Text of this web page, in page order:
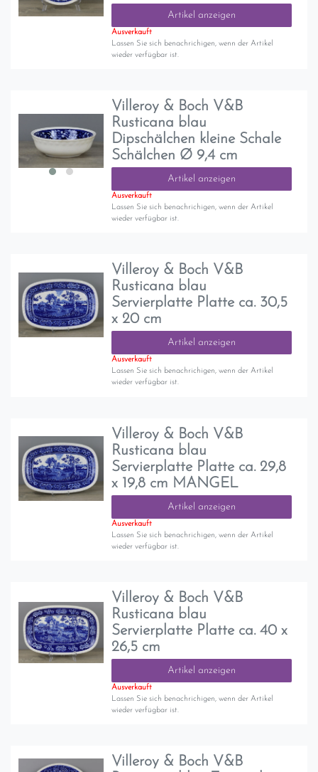
Artikel anzeigen
Ausverkauft
Lassen Sie sich benachrichigen, wenn der Artikel
wieder verfügbar ist.
Villeroy & Boch V&B
Rusticana blau
Dipschälchen kleine Schale
Schälchen Ø 9,4 cm
Artikel anzeigen
Ausverkauft
Lassen Sie sich benachrichigen, wenn der Artikel
wieder verfügbar ist.
Villeroy & Boch V&B
Rusticana blau
Servierplatte Platte ca. 30,5
x 20 cm
Artikel anzeigen
Ausverkauft
Lassen Sie sich benachrichigen, wenn der Artikel
wieder verfügbar ist.
Villeroy & Boch V&B
Rusticana blau
Servierplatte Platte ca. 29,8
x 19,8 cm MANGEL
Artikel anzeigen
Ausverkauft
Lassen Sie sich benachrichigen, wenn der Artikel
wieder verfügbar ist.
Villeroy & Boch V&B
Rusticana blau
Servierplatte Platte ca. 40 x
26,5 cm
Artikel anzeigen
Ausverkauft
Lassen Sie sich benachrichigen, wenn der Artikel
wieder verfügbar ist.
Villeroy & Boch V&B